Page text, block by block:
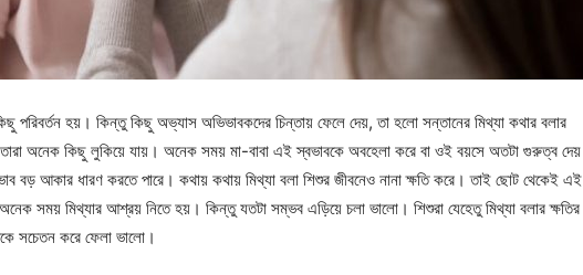
পরিবর্তন হয়। কিন্তু কিছু অভ্যাস অভিভাবকদের চিন্তায় ফেলে দেয়, তা হলো সন্তানের মিথ্যা কথার বলার
অনেক কিছু লুকিয়ে যায়। অনেক সময় মা-বাবা এই স্বভাবকে অবহেলা করে বা ওই বয়সে অতটা গুরুত্ব দেয়
বড় আকার ধারণ করতে পারে। কথায় কথায় মিথ্যা বলা শিশুর জীবনেও নানা ক্ষতি করে। তাই ছোট থেকেই এই
সময় মিথ্যার আশ্রয় নিতে হয়। কিন্তু যতটা সম্ভব এড়িয়ে চলা ভালো। শিশুরা যেহেতু মিথ্যা বলার ক্ষতির
সচেতন করে ফেলা ভালো।